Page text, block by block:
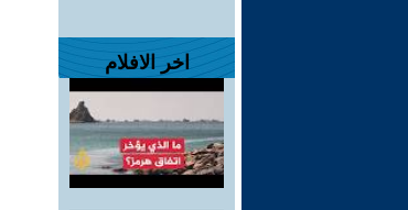
اخر الافلام